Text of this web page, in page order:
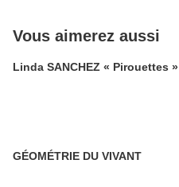
Vous aimerez aussi
Linda SANCHEZ « Pirouettes »
GÉOMÉTRIE DU VIVANT